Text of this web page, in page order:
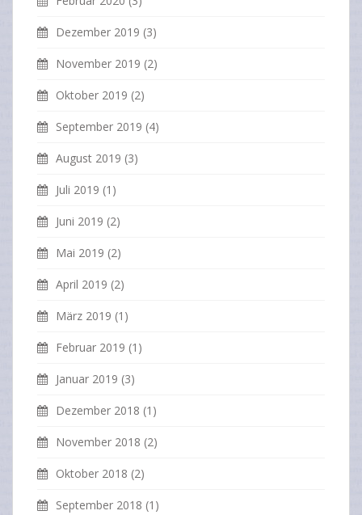
Dezember 2019 (3)
November 2019 (2)
Oktober 2019 (2)
September 2019 (4)
August 2019 (3)
Juli 2019 (1)
Juni 2019 (2)
Mai 2019 (2)
April 2019 (2)
März 2019 (1)
Februar 2019 (1)
Januar 2019 (3)
Dezember 2018 (1)
November 2018 (2)
Oktober 2018 (2)
September 2018 (1)